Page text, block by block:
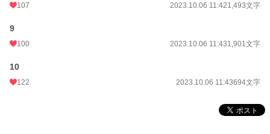
107 2023.10.06 11:421,493文字
9
100 2023.10.06 11:431,901文字
10
122 2023.10.06 11:43694文字